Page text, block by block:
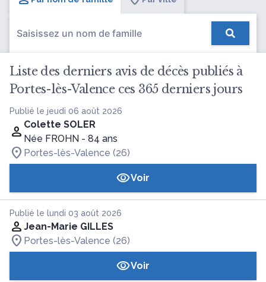
Liste des derniers avis de décès publiés à
Portes-lès-Valence ces 365 derniers jours
Publié le jeudi 06 août 2026
Colette SOLER
Née FROHN - 84 ans
Portes-lès-Valence (26)
Voir
Publié le lundi 03 août 2026
Jean-Marie GILLES
Portes-lès-Valence (26)
Voir